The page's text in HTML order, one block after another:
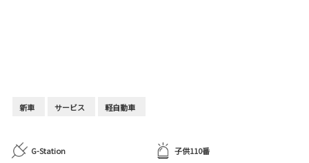
新車 サービス 軽自動車
G-Station 子供110番